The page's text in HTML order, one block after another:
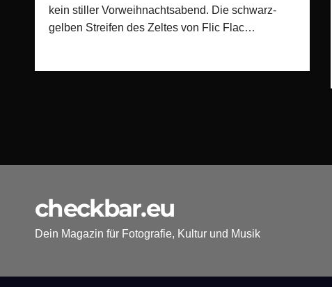
kein stiller Vorweihnachtsabend. Die schwarz-
gelben Streifen des Zeltes von Flic Flac…
checkbar.eu
Dein Magazin für Fotografie, Kultur und Musik